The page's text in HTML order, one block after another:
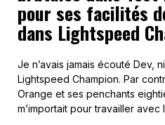
pour ses facilités
dans Lightspeed
Je n’avais jamais écouté Dev,
Lightspeed Champion. Par
Orange et ses penchants
m’importait pour travailler avec